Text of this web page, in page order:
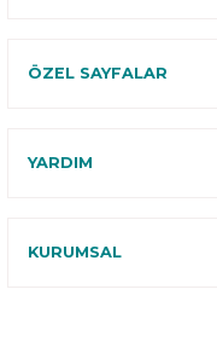
ÖZEL SAYFALAR
YARDIM
KURUMSAL